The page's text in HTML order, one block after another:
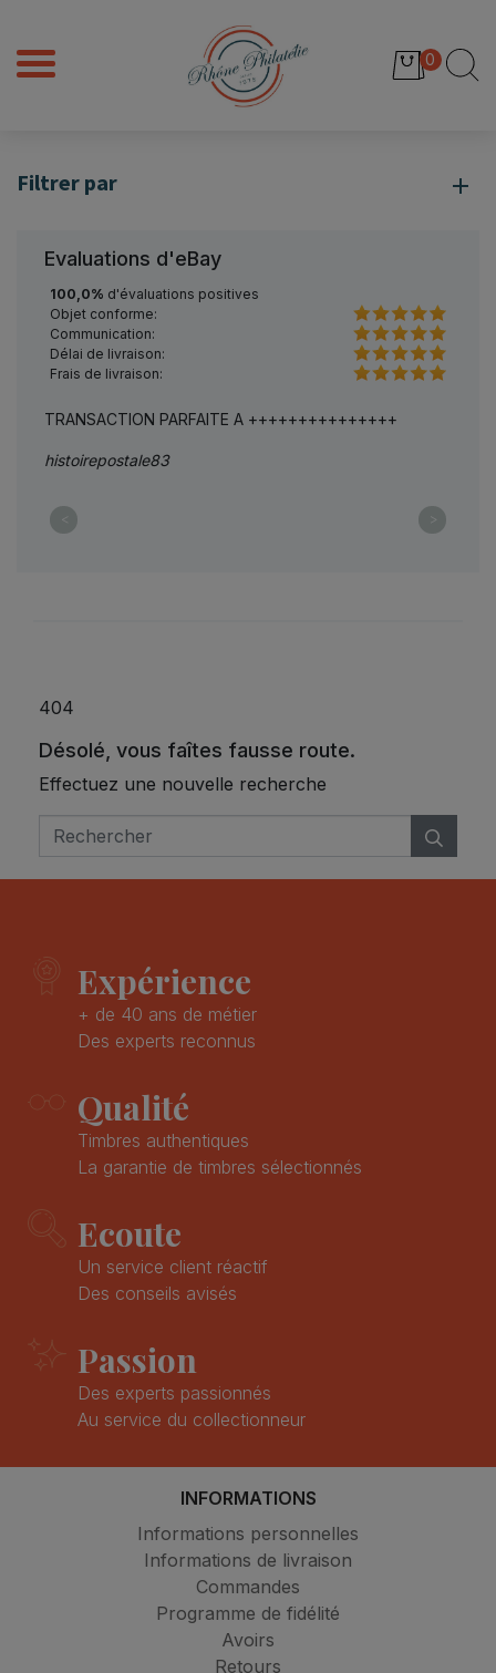
0
Filtrer par
Evaluations d'eBay
100,0% d'évaluations positives
Objet conforme:
Communication:
Délai de livraison:
Frais de livraison:
TRANSACTION PARFAITE A +++++++++++++++
histoirepostale83
< >
404
Désolé, vous faîtes fausse route.
Effectuez une nouvelle recherche
Expérience
+ de 40 ans de métier
Des experts reconnus
Qualité
Timbres authentiques
La garantie de timbres sélectionnés
Ecoute
Un service client réactif
Des conseils avisés
Passion
Des experts passionnés
Au service du collectionneur
INFORMATIONS
Informations personnelles
Informations de livraison
Commandes
Programme de fidélité
Avoirs
Retours